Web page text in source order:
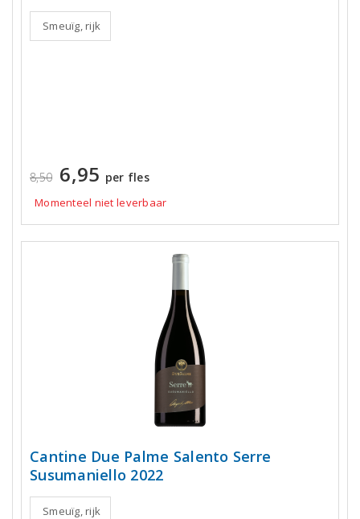
Smeuïg, rijk
8,50 6,95 per fles
Momenteel niet leverbaar
Cantine Due Palme Salento Serre
Susumaniello 2022
Smeuïg, rijk